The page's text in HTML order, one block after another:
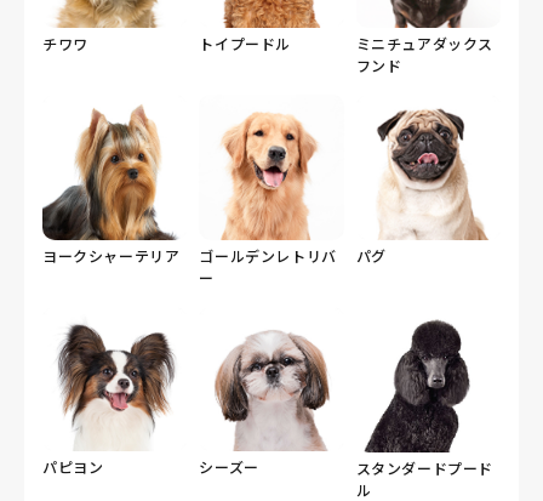
チワワ トイプードル
ミニチュアダックス
フンド
ヨークシャーテリア
ゴールデンレトリバ
ー
パグ
パピヨン シーズー
スタンダードプード
ル